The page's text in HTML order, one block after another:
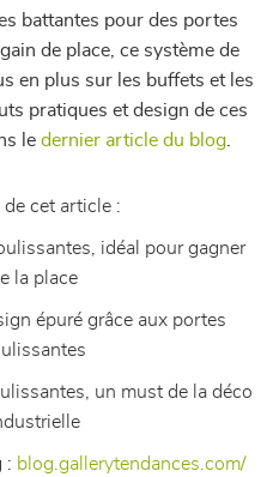
battantes pour des portes
de place, ce système de
en plus sur les buffets et les
pratiques et design de ces
le dernier article du blog
cet article :
idéal pour gagner
la place
épuré grâce aux portes
un must de la déco
: blog.gallerytendances.com/